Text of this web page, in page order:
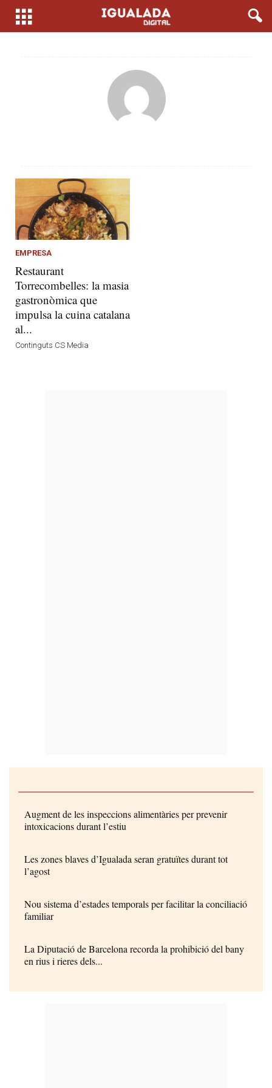
EMPRESA
Restaurant
Torrecombelles: la masia
gastronòmica que
impulsa la cuina catalana
al...
Continguts CS Media
Augment de les inspeccions alimentàries per prevenir
intoxicacions durant l’estiu
Les zones blaves d’Igualada seran gratuïtes durant tot
l’agost
Nou sistema d’estades temporals per facilitar la conciliació
familiar
La Diputació de Barcelona recorda la prohibició del bany
en rius i rieres dels...